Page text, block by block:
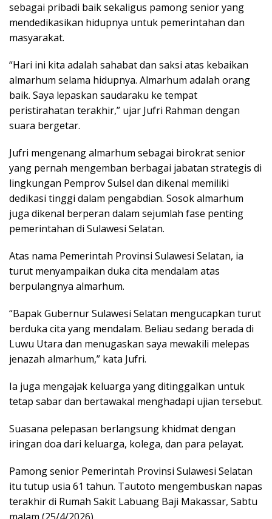
sebagai pribadi baik sekaligus pamong senior yang
mendedikasikan hidupnya untuk pemerintahan dan
masyarakat.
“Hari ini kita adalah sahabat dan saksi atas kebaikan
almarhum selama hidupnya. Almarhum adalah orang
baik. Saya lepaskan saudaraku ke tempat
peristirahatan terakhir,” ujar Jufri Rahman dengan
suara bergetar.
Jufri mengenang almarhum sebagai birokrat senior
yang pernah mengemban berbagai jabatan strategis di
lingkungan Pemprov Sulsel dan dikenal memiliki
dedikasi tinggi dalam pengabdian. Sosok almarhum
juga dikenal berperan dalam sejumlah fase penting
pemerintahan di Sulawesi Selatan.
Atas nama Pemerintah Provinsi Sulawesi Selatan, ia
turut menyampaikan duka cita mendalam atas
berpulangnya almarhum.
“Bapak Gubernur Sulawesi Selatan mengucapkan turut
berduka cita yang mendalam. Beliau sedang berada di
Luwu Utara dan menugaskan saya mewakili melepas
jenazah almarhum,” kata Jufri.
Ia juga mengajak keluarga yang ditinggalkan untuk
tetap sabar dan bertawakal menghadapi ujian tersebut.
Suasana pelepasan berlangsung khidmat dengan
iringan doa dari keluarga, kolega, dan para pelayat.
Pamong senior Pemerintah Provinsi Sulawesi Selatan
itu tutup usia 61 tahun. Tautoto mengembuskan napas
terakhir di Rumah Sakit Labuang Baji Makassar, Sabtu